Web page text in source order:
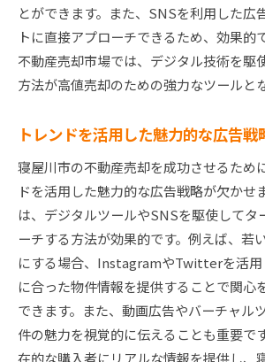
とができます。また、SNSを利用した広
トに直接アプローチできるため、効果的
不動産売却市場では、デジタル技術を駆
方法が高値売却のための強力なツールと
トレンドを活用した魅力的な広告戦
寝屋川市の不動産売却を成功させるため
ドを活用した魅力的な広告戦略が欠かせ
は、デジタルツールやSNSを駆使してタ
ーチする方法が効果的です。例えば、若
にする場合、InstagramやTwitterを活用
に合った物件情報を提供することで関心
できます。また、動画広告やバーチャル
件の魅力を視覚的に伝えることも重要で
在的な購入者にリアルな情報を提供し、